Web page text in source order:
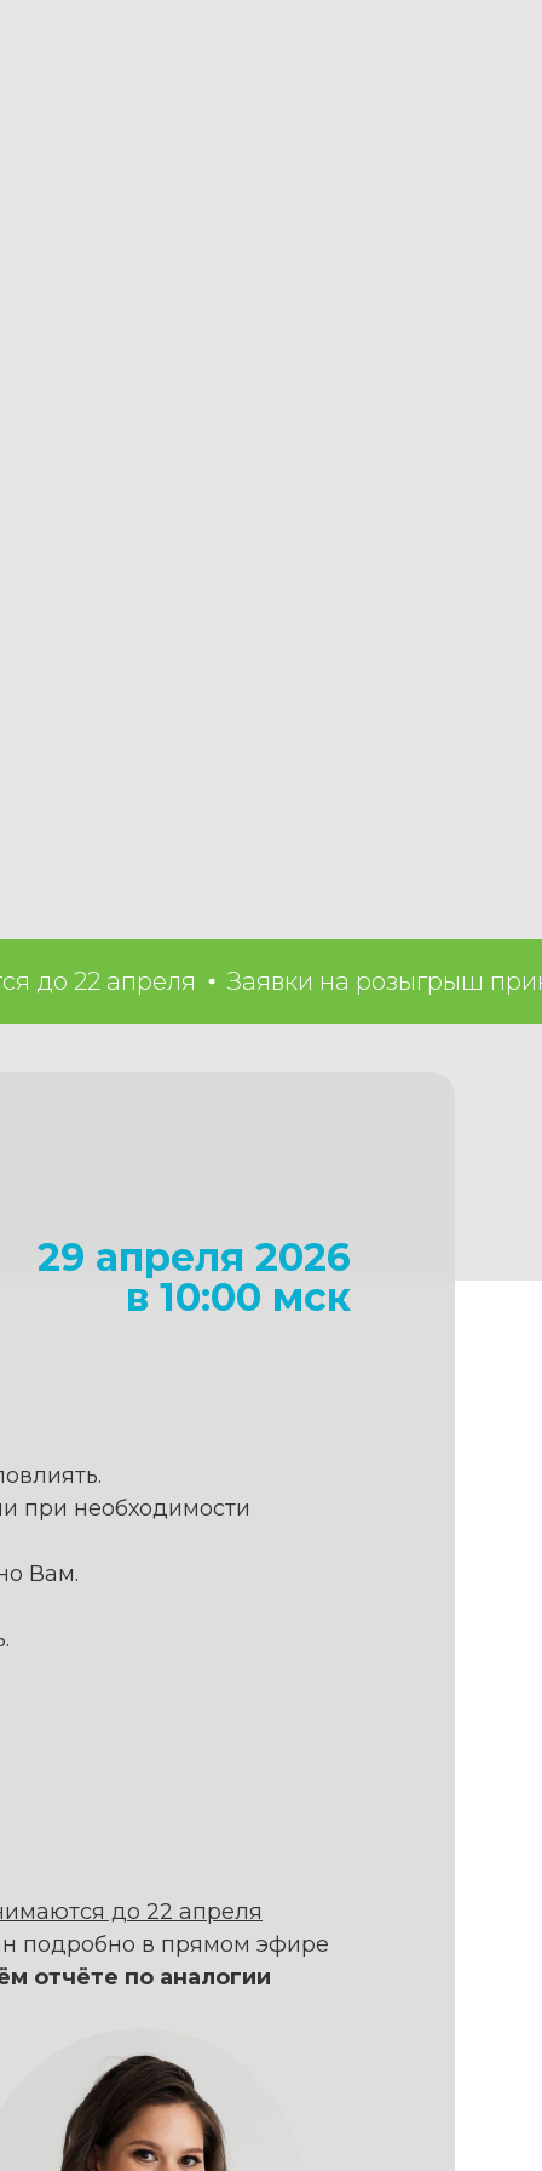
22 апреля Заявки на розыгрыш
29 апреля 2026
в 10:00 мск
при необходимости
Вам.
до 22 апреля
подробно в прямом эфире
отчёте по аналогии